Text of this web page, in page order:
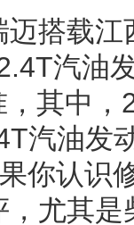
搭载
汽油
其中，
汽油发
你认识
尤其